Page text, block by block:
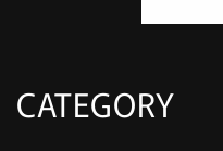
CATEGORY